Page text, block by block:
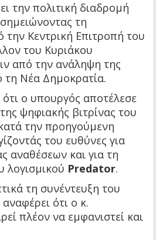
την πολιτική διαδρομή
τη
την Κεντρική Επιτροπή του
του Κυριάκου
από την ανάληψη της
τη Νέα Δημοκρατία.
ότι ο υπουργός αποτέλεσε
ψηφιακής βιτρίνας του
την προηγούμενη
του ευθύνες για
αναθέσεων και για τη
λογισμικού Predator.
τη συνέντευξη του
ότι ο κ.
πλέον να εμφανιστεί και